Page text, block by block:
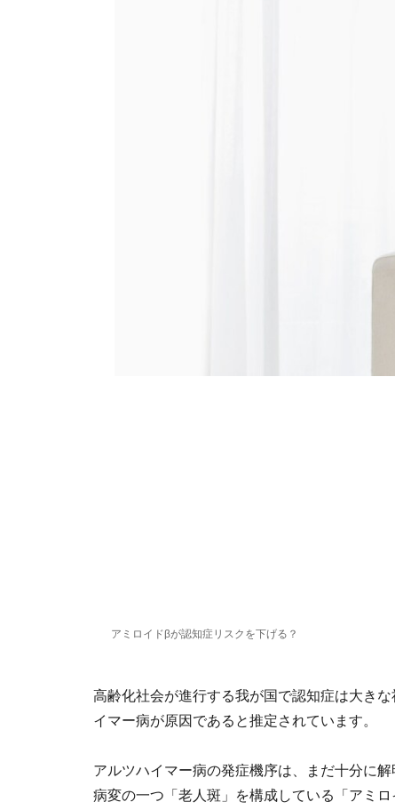
アミロイドβが認知症リスクを下げる？
高齢化社会が進行する我が国で認知症は大き
イマー病が原因であると推定されています。
アルツハイマー病の発症機序は、まだ十分に
病変の一つ「老人斑」を構成している「アミ